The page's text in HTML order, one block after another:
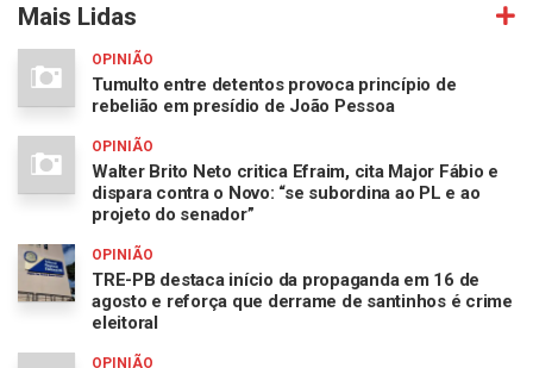
Mais Lidas
OPINIÃO
Tumulto entre detentos provoca princípio de
rebelião em presídio de João Pessoa
OPINIÃO
Walter Brito Neto critica Efraim, cita Major Fábio e
dispara contra o Novo: “se subordina ao PL e ao
projeto do senador”
OPINIÃO
TRE-PB destaca início da propaganda em 16 de
agosto e reforça que derrame de santinhos é crime
eleitoral
OPINIÃO